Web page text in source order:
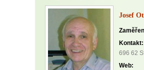
Josef
Kontakt:
696 62
Web: